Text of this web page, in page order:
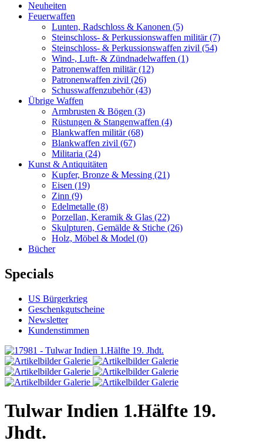
Neuheiten
Feuerwaffen
Lunten, Radschloss & Kanonen (5)
Steinschloss- & Perkussionswaffen militär(7)
Steinschloss- & Perkussionswaffen zivil (54)
Wind-, Luft- & Zündnadelwaffen (1)
Patronenwaffen militär(12)
Patronenwaffen zivil (26)
Schusswaffenzubehör(43)
Übrige Waffen
Armbrusten & Bögen (3)
Rüstungen & Stangenwaffen (4)
Blankwaffen militär(68)
Blankwaffen zivil (67)
Militaria (24)
Kunst & Antiquitäten
Kupfer, Bronze & Messing (21)
Eisen (19)
Zinn (9)
Edelmetalle (8)
Porzellan, Keramik & Glas (22)
Skulpturen, Gemälde & Stiche (26)
Holz, Möbel & Model (0)
Bücher
Specials
US Bürgerkrieg
Geschenkgutscheine
Newsletter
Kundenstimmen
Tulwar Indien 1.Hälfte 19.
Jhdt.